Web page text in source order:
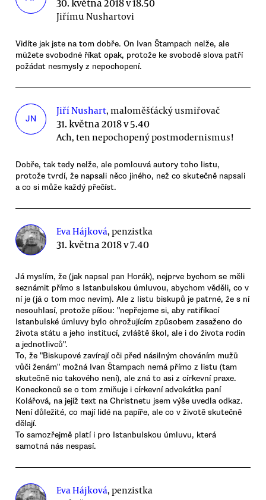
30. května 2018 v 18.50
Jiřímu Nushartovi
Vidíte jak jste na tom dobře. On Ivan Štampach nelže, ale
mūžete svobodnė říkat opak, protože ke svobodě slova patří
požádat nesmysly z nepochopení.
JN
Jiří Nushart, maloměšťácký usmiřovač
31. května 2018 v 5.40
Ach, ten nepochopený postmodernismus!
Dobře, tak tedy nelže, ale pomlouvá autory toho listu,
protože tvrdí, že napsali něco jiného, než co skutečně napsali
a co si může každý přečíst.
Eva Hájková, penzistka
31. května 2018 v 7.40
Já myslím, že (jak napsal pan Horák), nejprve bychom se měli
seznámit přímo s Istanbulskou úmluvou, abychom věděli, co v
ní je (já o tom moc nevím). Ale z listu biskupů je patrné, že s ní
nesouhlasí, protože píšou: "nepřejeme si, aby ratifikací
Istanbulské úmluvy bylo ohrožujícím způsobem zasaženo do
života státu a jeho institucí, zvláště škol, ale i do života rodin
a jednotlivců".
To, že "Biskupové zavírají oči před násilným chováním mužů
vůči ženám" možná Ivan Štampach nemá přímo z listu (tam
skutečně nic takového není), ale zná to asi z církevní praxe.
Koneckonců se o tom zmiňuje i církevní advokátka paní
Kolářová, na jejíž text na Christnetu jsem výše uvedla odkaz.
Není důležité, co mají lidé na papíře, ale co v životě skutečně
dělají.
To samozřejmě platí i pro Istanbulskou úmluvu, která
samotná nás nespasí.
Eva Hájková, penzistka